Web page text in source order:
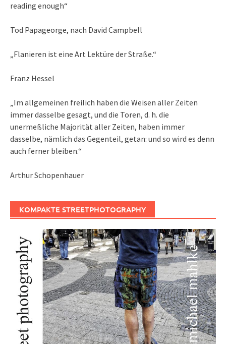
reading enough“
Tod Papageorge, nach David Campbell
„Flanieren ist eine Art Lektüre der Straße.“
Franz Hessel
„Im allgemeinen freilich haben die Weisen aller Zeiten
immer dasselbe gesagt, und die Toren, d. h. die
unermeßliche Majorität aller Zeiten, haben immer
dasselbe, nämlich das Gegenteil, getan: und so wird es denn
auch ferner bleiben.“
Arthur Schopenhauer
KOMPAKTE STREETPHOTOGRAPHY